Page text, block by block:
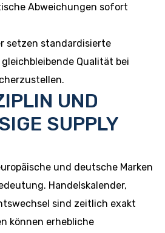
Abweichungen sofort
setzen standardisierte
Qualität bei
UND
SUPPLY
und deutsche Marken
Handelskalender,
sind zeitlich exakt
können erhebliche